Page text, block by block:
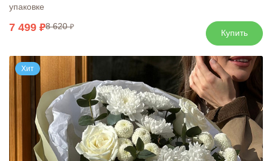
упаковке
7 499 8 620
Купить
Хит